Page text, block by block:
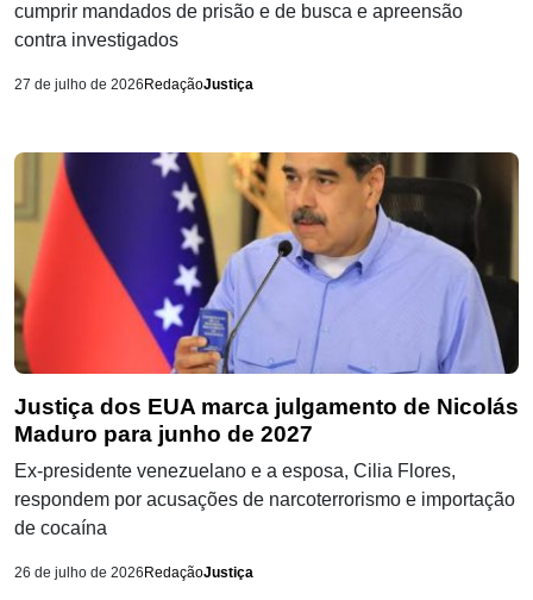
cumprir mandados de prisão e de busca e apreensão
contra investigados
27 de julho de 2026 RedaçãoJustiça
Justiça dos EUA marca julgamento de Nicolás
Maduro para junho de 2027
Ex-presidente venezuelano e a esposa, Cilia Flores,
respondem por acusações de narcoterrorismo e importação
de cocaína
26 de julho de 2026 RedaçãoJustiça